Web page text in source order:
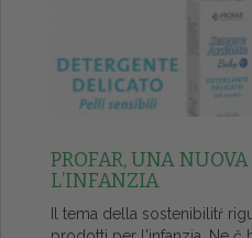
PROFAR, UNA
L’INFANZIA
Il tema della sostenibilitŕ